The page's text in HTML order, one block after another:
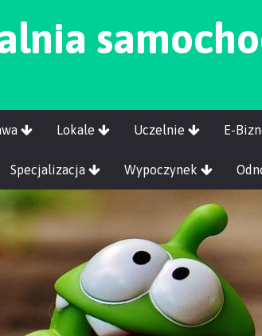
Lokale Uczelnie E-
Specjalizacja Wypoczynek